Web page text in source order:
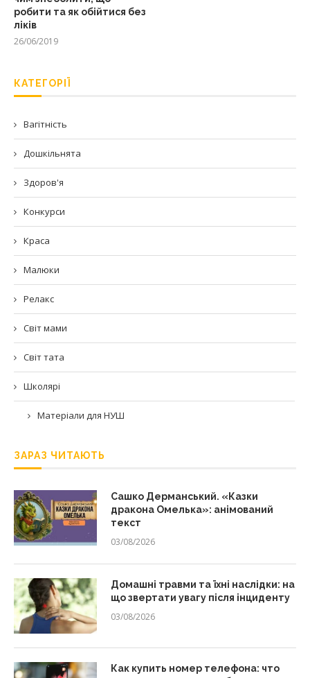
робити та як обійтися без
ліків
26/06/2019
КАТЕГОРІЇ
Вагітність
Дошкільнята
Здоров'я
Конкурси
Краса
Малюки
Релакс
Світ мами
Світ тата
Школярі
Матеріали для НУШ
ЗАРАЗ ЧИТАЮТЬ
Сашко Дерманський. «Казки
дракона Омелька»: анімований
текст
03/08/2026
Домашні травми та їхні наслідки: на
що звертати увагу після інциденту
03/08/2026
Как купить номер телефона: что